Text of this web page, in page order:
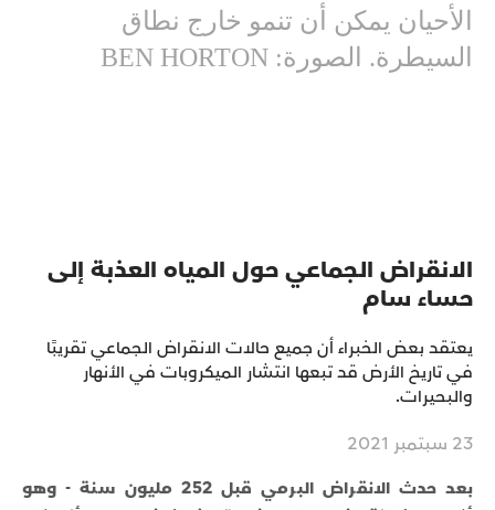
الأحيان يمكن أن تنمو خارج نطاق
السيطرة. الصورة: BEN HORTON
الانقراض الجماعي حول المياه العذبة إلى
حساء سام
يعتقد بعض الخبراء أن جميع حالات الانقراض الجماعي تقريبًا
في تاريخ الأرض قد تبعها انتشار الميكروبات في الأنهار
والبحيرات.
23 سبتمبر 2021
بعد حدث الانقراض البرمي قبل 252 مليون سنة - وهو